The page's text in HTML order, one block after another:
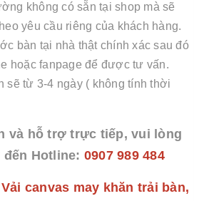
không có sẵn tại shop mà sẽ
yêu cầu riêng của khách hàng.
bàn tại nhà thật chính xác sau đó
hoặc fanpage để được tư vấn.
sẽ từ 3-4 ngày ( không tính thời
và hỗ trợ trực tiếp, vui lòng
đến Hotline: 0907 989 484
Vải canvas may khăn trải bàn,